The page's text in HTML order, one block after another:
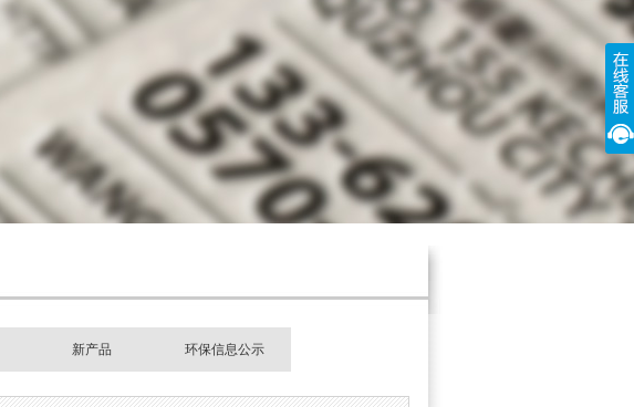
新产品 环保信息公示